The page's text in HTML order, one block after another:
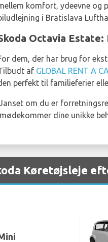
komfort, ydeevne og
i Bratislava
Octavia
dem, der har brug for
af GLOBAL RENT A
perfekt til familieferier
om du er
dine unikke
Køretøjsleje